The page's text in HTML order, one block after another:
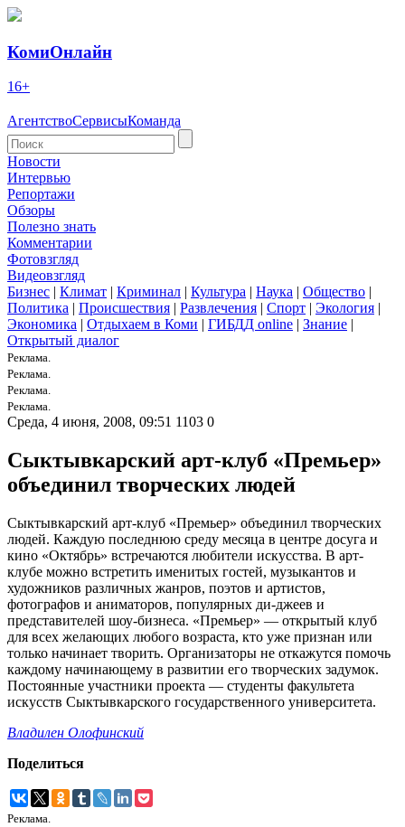
КомиОнлайн
16+
АгентствоСервисыКоманда
Новости
Интервью
Репортажи
Обзоры
Полезно знать
Комментарии
Фотовзгляд
Видеовзгляд
Бизнес | Климат | Криминал | Культура | Наука | Общество |
Политика | Происшествия | Развлечения | Спорт | Экология |
Экономика | Отдыхаем в Коми | ГИБДД online | Знание |
Открытый диалог
Реклама.
Реклама.
Реклама.
Реклама.
Среда, 4 июня, 2008, 09:51 1103 0
Сыктывкарский арт-клуб «Премьер»
объединил творческих людей
Сыктывкарский арт-клуб «Премьер» объединил творческих
людей. Каждую последнюю среду месяца в центре досуга и
кино «Октябрь» встречаются любители искусства. В арт-
клубе можно встретить именитых гостей, музыкантов и
художников различных жанров, поэтов и артистов,
фотографов и аниматоров, популярных ди-джеев и
представителей шоу-бизнеса. «Премьер» — открытый клуб
для всех желающих любого возраста, кто уже признан или
только начинает творить. Организаторы не откажутся помочь
каждому начинающему в развитии его творческих задумок.
Постоянные участники проекта — студенты факультета
искусств Сыктывкарского государственного университета.
Владилен Олофинский
Поделиться
Реклама.